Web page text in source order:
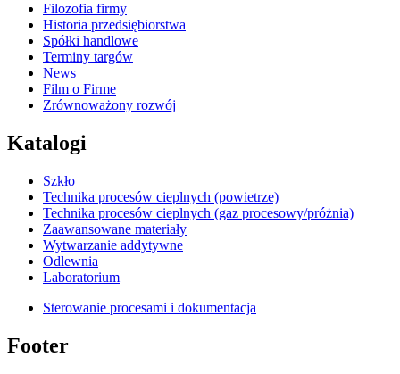
Filozofia firmy
Historia przedsiębiorstwa
Spółki handlowe
Terminy targów
News
Film o Firme
Zrównoważony rozwój
Katalogi
Szkło
Technika procesów cieplnych (powietrze)
Technika procesów cieplnych (gaz procesowy/próżnia)
Zaawansowane materiały
Wytwarzanie addytywne
Odlewnia
Laboratorium
Sterowanie procesami i dokumentacja
Footer